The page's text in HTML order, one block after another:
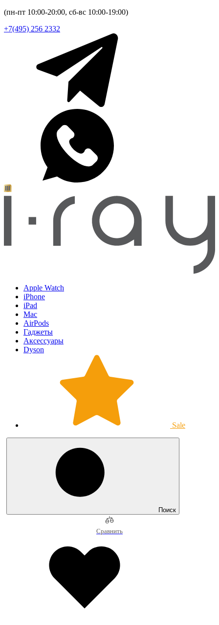
(пн-пт 10:00-20:00, сб-вс 10:00-19:00)
+7(495) 256 2332
Apple Watch
iPhone
iPad
Mac
AirPods
Гаджеты
Аксессуары
Dyson
Sale
Поиск
Сравнить